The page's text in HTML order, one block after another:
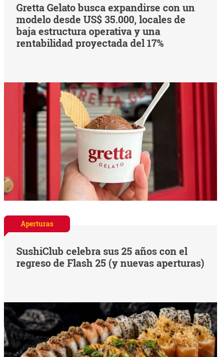
Gretta Gelato busca expandirse con un
modelo desde US$ 35.000, locales de
baja estructura operativa y una
rentabilidad proyectada del 17%
Aperturas
SushiClub celebra sus 25 años con el
regreso de Flash 25 (y nuevas aperturas)